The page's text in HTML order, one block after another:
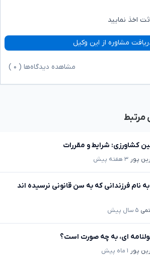
اخذ نمایید
مشاوره از این وکیل
مشاهده دیدگاه‌ها ( ۰
کشاورزی: شرایط و مقررات
پور ۳ هفته پیش
نام فرزندانی که به سن قانونی نرسیده اند
۵ سال پیش
ای، به چه صورت است؟
پور ۱ ماه پیش